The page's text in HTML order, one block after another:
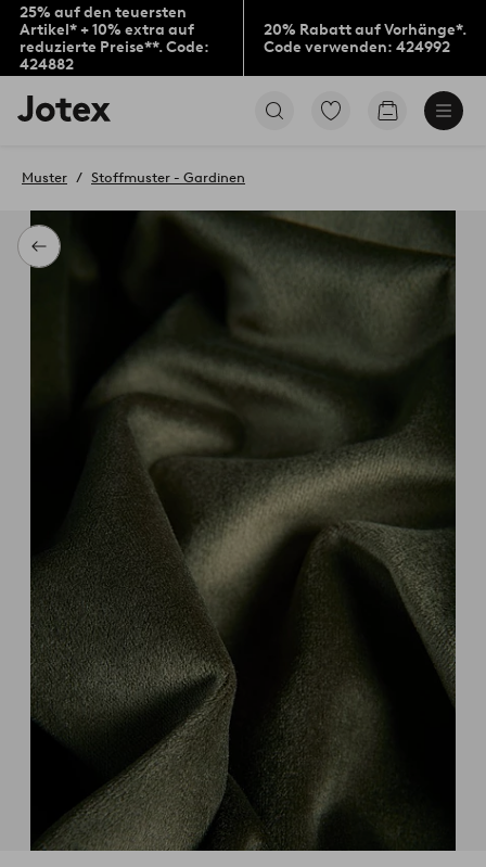
25% auf den teuersten
Artikel* + 10% extra auf
reduzierte Preise**. Code:
424882
20% Rabatt auf Vorhänge*.
Code verwenden: 424992
Jotex-
Logo
Startseite
Zu
Produkten
gehen
Zum
Zurück
Muster Stoffmuster - Gardinen